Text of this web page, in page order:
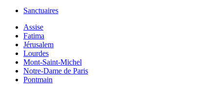
Sanctuaires
Assise
Fatima
Jérusalem
Lourdes
Mont-Saint-Michel
Notre-Dame de Paris
Pontmain